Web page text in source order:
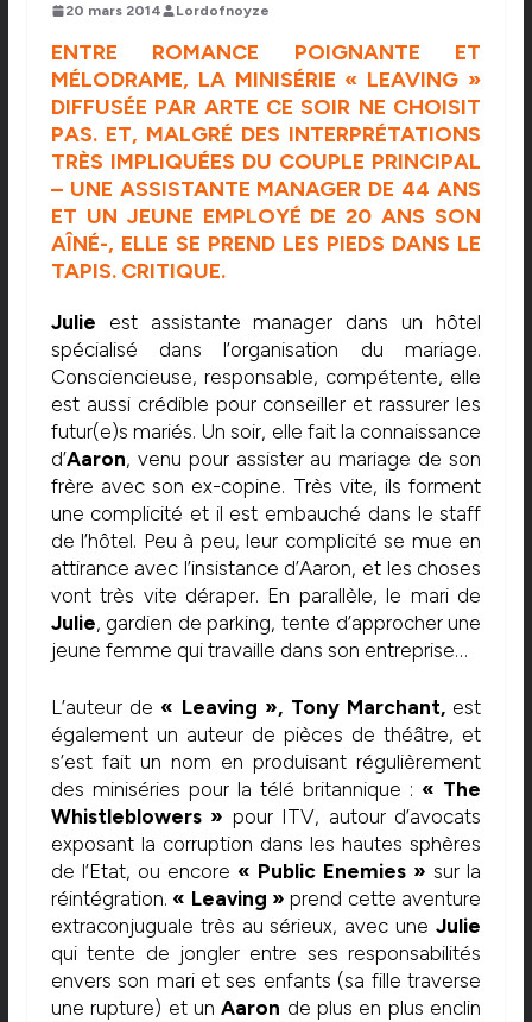
20 mars 2014 Lordofnoyze
ENTRE ROMANCE POIGNANTE ET
MÉLODRAME, LA MINISÉRIE « LEAVING »
DIFFUSÉE PAR ARTE CE SOIR NE CHOISIT
PAS. ET, MALGRÉ DES INTERPRÉTATIONS
TRÈS IMPLIQUÉES DU COUPLE PRINCIPAL
– UNE ASSISTANTE MANAGER DE 44 ANS
ET UN JEUNE EMPLOYÉ DE 20 ANS SON
AÎNÉ-, ELLE SE PREND LES PIEDS DANS LE
TAPIS. CRITIQUE.
Julie est assistante manager dans un hôtel
spécialisé dans l’organisation du mariage.
Consciencieuse, responsable, compétente, elle
est aussi crédible pour conseiller et rassurer les
futur(e)s mariés. Un soir, elle fait la connaissance
d’Aaron, venu pour assister au mariage de son
frère avec son ex-copine. Très vite, ils forment
une complicité et il est embauché dans le staff
de l’hôtel. Peu à peu, leur complicité se mue en
attirance avec l’insistance d’Aaron, et les choses
vont très vite déraper. En parallèle, le mari de
Julie, gardien de parking, tente d’approcher une
jeune femme qui travaille dans son entreprise…
L’auteur de « Leaving », Tony Marchant,est
également un auteur de pièces de théâtre, et
s’est fait un nom en produisant régulièrement
des miniséries pour la télé britannique : « The
Whistleblowers » pour ITV, autour d’avocats
exposant la corruption dans les hautes sphères
de l’Etat, ou encore « Public Enemies » sur la
réintégration. « Leaving » prend cette aventure
extraconjuguale très au sérieux, avec uneJulie
qui tente de jongler entre ses responsabilités
envers son mari et ses enfants (sa fille traverse
une rupture) et unAaron de plus en plus enclin